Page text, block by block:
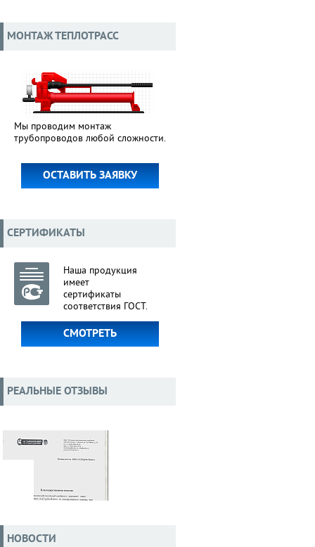
МОНТАЖ ТЕПЛОТРАСС
Мы проводим монтаж
трубопроводов любой сложности.
ОСТАВИТЬ ЗАЯВКУ
СЕРТИФИКАТЫ
Наша продукция
имеет
сертификаты
соответствия ГОСТ.
СМОТРЕТЬ
РЕАЛЬНЫЕ ОТЗЫВЫ
НОВОСТИ